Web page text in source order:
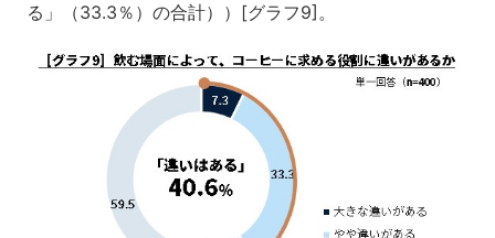
る」（33.3％）の合計））[グラフ9]。